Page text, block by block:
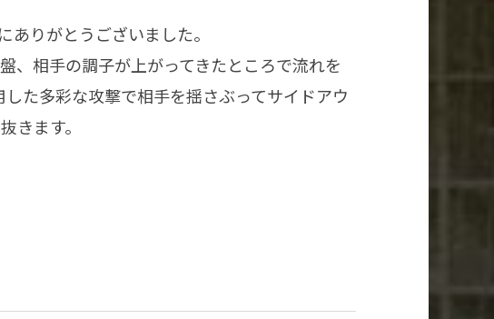
りがとうございました。
、相手の調子が上がってきたところで流れを
た多彩な攻撃で相手を揺さぶってサイドアウ
きます。